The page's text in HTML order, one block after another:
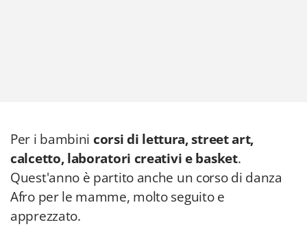
Per i bambini corsi di lettura, street art,
calcetto, laboratori creativi e basket.
Quest'anno è partito anche un corso di danza
Afro per le mamme, molto seguito e
apprezzato.